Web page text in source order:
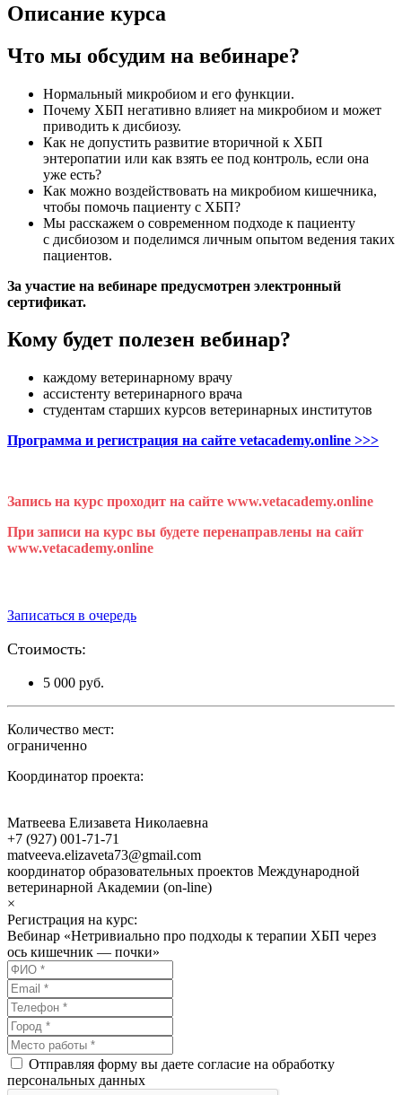
Описание курса
Что мы обсудим на вебинаре?
Нормальный микробиом и его функции.
Почему ХБП негативно влияет на микробиом и может
приводить к дисбиозу.
Как не допустить развитие вторичной к ХБП
энтеропатии или как взять ее под контроль, если она
уже есть?
Как можно воздействовать на микробиом кишечника,
чтобы помочь пациенту с ХБП?
Мы расскажем о современном подходе к пациенту
с дисбиозом и поделимся личным опытом ведения таких
пациентов.
За участие на вебинаре предусмотрен электронный
сертификат.
Кому будет полезен вебинар?
каждому ветеринарному врачу
ассистенту ветеринарного врача
студентам старших курсов ветеринарных институтов
Программа и регистрация на сайте vetacademy.online >>>
Запись на курс проходит на сайте www.vetacademy.online
При записи на курс вы будете перенаправлены на сайт
www.vetacademy.online
Записаться в очередь
Стоимость:
5 000 руб.
Количество мест:
ограниченно
Координатор проекта:
Матвеева Елизавета Николаевна
+7 (927) 001-71-71
matveeva.elizaveta73@gmail.com
координатор образовательных проектов Международной
ветеринарной Академии (on-line)
×
Регистрация на курс:
Вебинар «Нетривиально про подходы к терапии ХБП через
ось кишечник — почки»
Отправляя форму вы даете согласие на обработку
персональных данных